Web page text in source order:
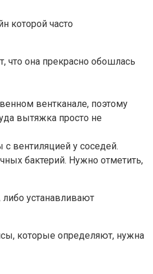
которой часто
что она прекрасно обошлась
вентканале, поэтому
вытяжка просто не
вентиляцией у соседей.
бактерий. Нужно отметить,
устанавливают
которые определяют, нужна